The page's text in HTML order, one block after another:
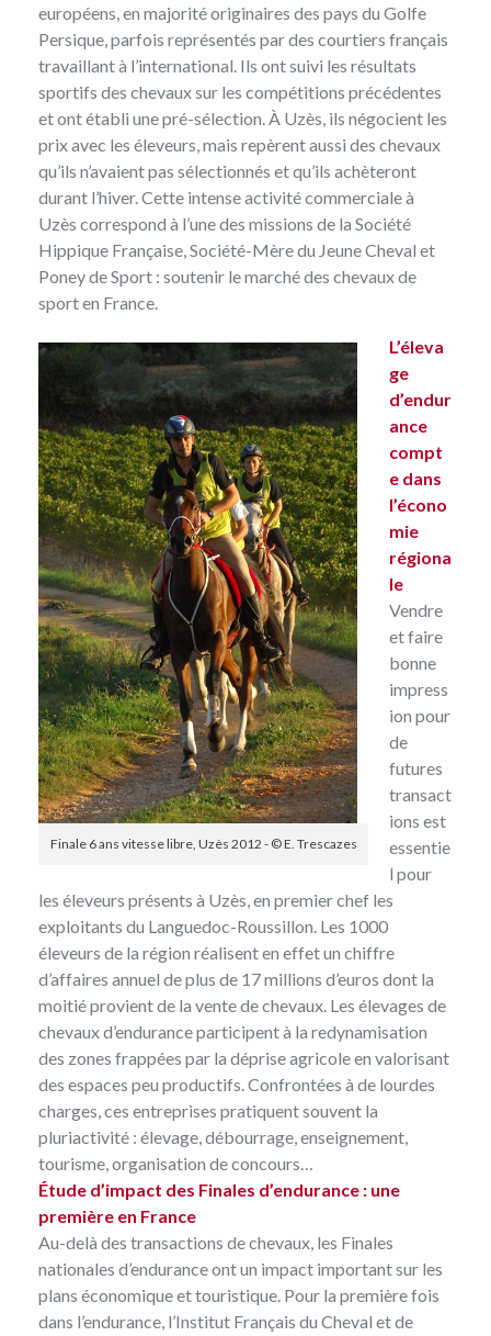
européens, en majorité originaires des pays du Golfe
Persique, parfois représentés par des courtiers français
travaillant à l’international. Ils ont suivi les résultats
sportifs des chevaux sur les compétitions précédentes
et ont établi une pré-sélection. À Uzès, ils négocient les
prix avec les éleveurs, mais repèrent aussi des chevaux
qu’ils n’avaient pas sélectionnés et qu’ils achèteront
durant l’hiver. Cette intense activité commerciale à
Uzès correspond à l’une des missions de la Société
Hippique Française, Société-Mère du Jeune Cheval et
Poney de Sport : soutenir le marché des chevaux de
sport en France.
Finale 6 ans vitesse libre, Uzès 2012 - © E. Trescazes
L’éleva
ge
d’endur
ance
compt
e dans
l’écono
mie
régiona
le
Vendre
et faire
bonne
impress
ion pour
de
futures
transact
ions est
essentie
l pour
les éleveurs présents à Uzès, en premier chef les
exploitants du Languedoc-Roussillon. Les 1000
éleveurs de la région réalisent en effet un chiffre
d’affaires annuel de plus de 17 millions d’euros dont la
moitié provient de la vente de chevaux. Les élevages de
chevaux d’endurance participent à la redynamisation
des zones frappées par la déprise agricole en valorisant
des espaces peu productifs. Confrontées à de lourdes
charges, ces entreprises pratiquent souvent la
pluriactivité : élevage, débourrage, enseignement,
tourisme, organisation de concours…
Étude d’impact des Finales d’endurance : une
première en France
Au-delà des transactions de chevaux, les Finales
nationales d’endurance ont un impact important sur les
plans économique et touristique. Pour la première fois
dans l’endurance, l’Institut Français du Cheval et de